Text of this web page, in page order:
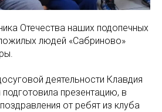
Отечества наших подопечных
людей «Сабриново»
деятельности Клавдия
презентацию, в
от ребят из клуба